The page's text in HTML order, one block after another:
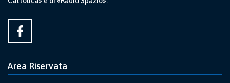
Area Riservata